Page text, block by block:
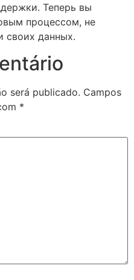
Теперь вы
процессом, не
своих данных.
será publicado. Campos
*